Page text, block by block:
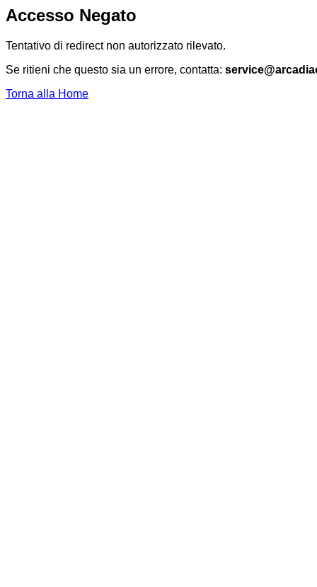
Accesso Negato
Tentativo di redirect non autorizzato rilevato.
Se ritieni che questo sia un errore, contatta:
Torna alla Home